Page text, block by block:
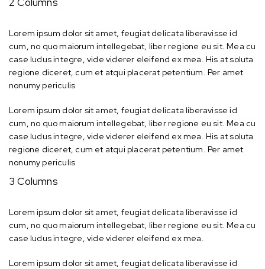
Lorem ipsum dolor sit amet, feugiat delicata liberavisse id
cum, no quo maiorum intellegebat, liber regione eu sit. Mea cu
case ludus integre, vide viderer eleifend ex mea. His at soluta
regione diceret, cum et atqui placerat petentium. Per amet
nonumy periculis
Lorem ipsum dolor sit amet, feugiat delicata liberavisse id
cum, no quo maiorum intellegebat, liber regione eu sit. Mea cu
case ludus integre, vide viderer eleifend ex mea. His at soluta
regione diceret, cum et atqui placerat petentium. Per amet
nonumy periculis
3 Columns
Lorem ipsum dolor sit amet, feugiat delicata liberavisse id
cum, no quo maiorum intellegebat, liber regione eu sit. Mea cu
case ludus integre, vide viderer eleifend ex mea.
Lorem ipsum dolor sit amet, feugiat delicata liberavisse id